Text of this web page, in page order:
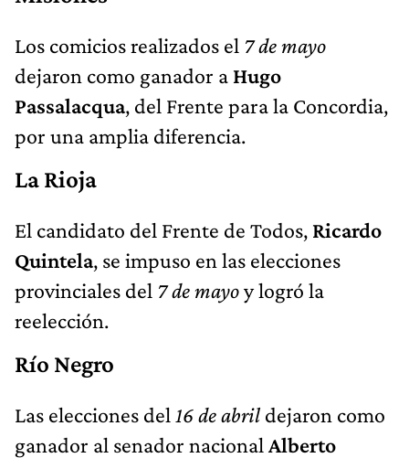
Los comicios realizados el 7 de mayo
dejaron como ganador a Hugo
Passalacqua, del Frente para la Concordia,
por una amplia diferencia.
La Rioja
El candidato del Frente de Todos, Ricardo
Quintela, se impuso en las elecciones
provinciales del 7 de mayoy logró la
reelección.
Río Negro
Las elecciones del 16 de abril dejaron como
ganador al senador nacional Alberto